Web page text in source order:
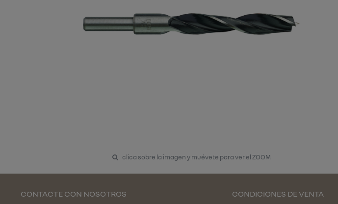
clica sobre la imagen y muévete para ver el ZOOM
CONTACTE CON NOSOTROS CONDICIONES DE VENTA